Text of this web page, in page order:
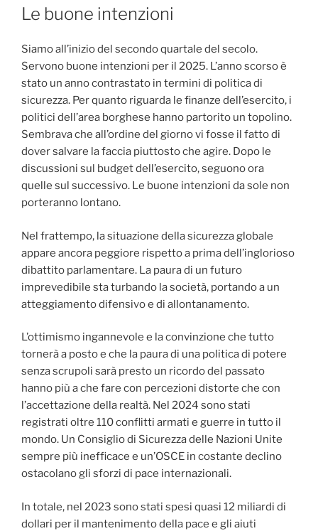
IL
Le buone intenzioni
Siamo all’inizio del secondo quartale del secolo.
Servono buone intenzioni per il 2025. L’anno scorso è
stato un anno contrastato in termini di politica di
sicurezza. Per quanto riguarda le finanze dell’esercito, i
politici dell’area borghese hanno partorito un topolino.
Sembrava che all’ordine del giorno vi fosse il fatto di
dover salvare la faccia piuttosto che agire. Dopo le
discussioni sul budget dell’esercito, seguono ora
quelle sul successivo. Le buone intenzioni da sole non
porteranno lontano.
Nel frattempo, la situazione della sicurezza globale
appare ancora peggiore rispetto a prima dell’inglorioso
dibattito parlamentare. La paura di un futuro
imprevedibile sta turbando la società, portando a un
atteggiamento difensivo e di allontanamento.
L’ottimismo ingannevole e la convinzione che tutto
tornerà a posto e che la paura di una politica di potere
senza scrupoli sarà presto un ricordo del passato
hanno più a che fare con percezioni distorte che con
l’accettazione della realtà. Nel 2024 sono stati
registrati oltre 110 conflitti armati e guerre in tutto il
mondo. Un Consiglio di Sicurezza delle Nazioni Unite
sempre più inefficace e un’OSCE in costante declino
ostacolano gli sforzi di pace internazionali.
In totale, nel 2023 sono stati spesi quasi 12 miliardi di
dollari per il mantenimento della pace e gli aiuti